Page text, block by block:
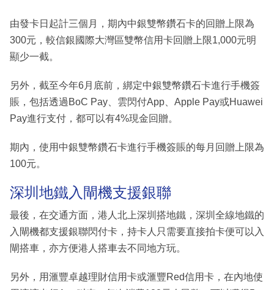
由發卡日起計三個月，期內中銀雙幣鑽石卡的回贈上限為
300元，較信銀國際大灣區雙幣信用卡回贈上限1,000元明
顯少一截。
另外，截至今年6月底前，綁定中銀雙幣鑽石卡進行手機簽
賬，包括透過BoC Pay、雲閃付App、Apple Pay或Huawei
Pay進行支付，都可以有4%現金回贈。
期內，使用中銀雙幣鑽石卡進行手機簽賬的每月回贈上限為
100元。
深圳地鐵入閘機支援銀聯
最後，在交通方面，港人北上深圳搭地鐵，深圳全線地鐵的
入閘機都支援銀聯閃付卡，持卡人只需要直接拍卡便可以入
閘搭車，亦方便港人搭車去不同地方玩。
另外，用滙豐卓越理財信用卡或滙豐Red信用卡，在內地使